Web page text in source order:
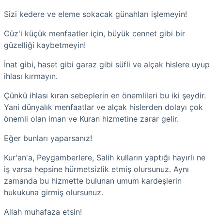
Sizi kedere ve eleme sokacak günahları işlemeyin!
Cüz'i küçük menfaatler için, büyük cennet gibi bir
güzelliği kaybetmeyin!
İnat gibi, haset gibi garaz gibi süfli ve alçak hislere uyup
ihlası kırmayın.
Çünkü ihlası kıran sebeplerin en önemlileri bu iki şeydir.
Yani dünyalık menfaatlar ve alçak hislerden dolayı çok
önemli olan iman ve Kuran hizmetine zarar gelir.
Eğer bunları yaparsanız!
Kur'an'a, Peygamberlere, Salih kulların yaptığı hayırlı ne
iş varsa hepsine hürmetsizlik etmiş olursunuz. Aynı
zamanda bu hizmette bulunan umum kardeşlerin
hukukuna girmiş olursunuz.
Allah muhafaza etsin!